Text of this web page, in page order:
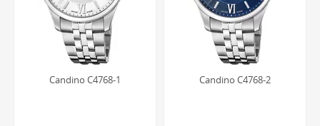
Candino C4768-1 Candino C4768-2